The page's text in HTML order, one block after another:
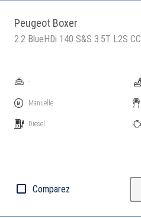
Peugeot Boxer
2.2 BlueHDi 140 S&S 3.5T L2S CC
-
Manuelle
Diesel
Comparez